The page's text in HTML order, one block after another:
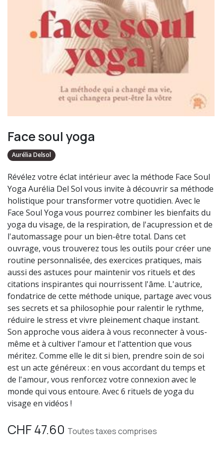
Face soul yoga
Aurélia Delsol
Révélez votre éclat intérieur avec la méthode Face Soul
Yoga Aurélia Del Sol vous invite à découvrir sa méthode
holistique pour transformer votre quotidien. Avec le
Face Soul Yoga vous pourrez combiner les bienfaits du
yoga du visage, de la respiration, de l'acupression et de
l'automassage pour un bien-être total. Dans cet
ouvrage, vous trouverez tous les outils pour créer une
routine personnalisée, des exercices pratiques, mais
aussi des astuces pour maintenir vos rituels et des
citations inspirantes qui nourrissent l'âme. L'autrice,
fondatrice de cette méthode unique, partage avec vous
ses secrets et sa philosophie pour ralentir le rythme,
réduire le stress et vivre pleinement chaque instant.
Son approche vous aidera à vous reconnecter à vous-
même et à cultiver l'amour et l'attention que vous
méritez. Comme elle le dit si bien, prendre soin de soi
est un acte généreux : en vous accordant du temps et
de l'amour, vous renforcez votre connexion avec le
monde qui vous entoure. Avec 6 rituels de yoga du
visage en vidéos !
CHF47.60 Toutes taxes comprises